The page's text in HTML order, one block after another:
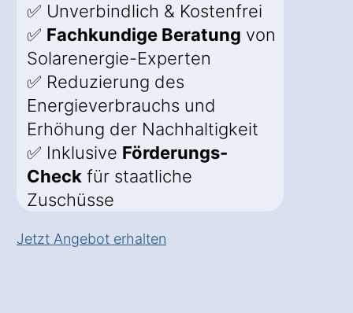
✅ Unverbindlich & Kostenfrei
✅ Fachkundige Beratung von
Solarenergie-Experten
✅ Reduzierung des
Energieverbrauchs und
Erhöhung der Nachhaltigkeit
✅ Inklusive Förderungs-
Check für staatliche
Zuschüsse
Jetzt Angebot erhalten